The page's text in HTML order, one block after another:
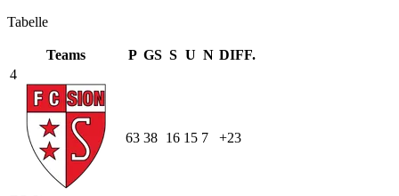
Tabelle
Teams P GS S U N DIFF.
4
63 38 16 15 7 +23